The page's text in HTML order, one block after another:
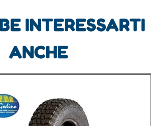
INTERESSARTI
ANCHE